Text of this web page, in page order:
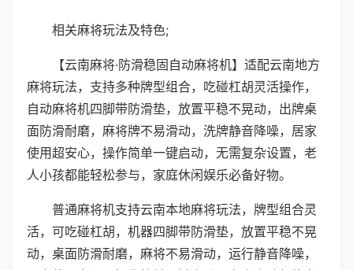
相关麻将玩法及特色;
【云南麻将·防滑稳固自动麻将机】适配云南地方
麻将玩法，支持多种牌型组合，吃碰杠胡灵活操作，
自动麻将机四脚带防滑垫，放置平稳不晃动，出牌桌
面防滑耐磨，麻将牌不易滑动，洗牌静音降噪，居家
使用超安心，操作简单一键启动，无需复杂设置，老
人小孩都能轻松参与，家庭休闲娱乐必备好物。
普通麻将机支持云南本地麻将玩法，牌型组合灵
活，可吃碰杠胡，机器四脚带防滑垫，放置平稳不晃
动，桌面防滑耐磨，麻将不易滑动，运行静音降噪，